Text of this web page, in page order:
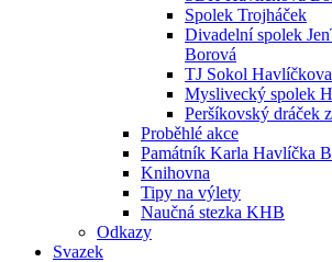
Spolek Trojháček
Divadelní spolek
Borová
TJ Sokol
Myslivecký spolek
Peršíkovský dráček
Proběhlé akce
Památník Karla Havlíčka
Knihovna
Tipy na výlety
Naučná stezka KHB
Odkazy
Svazek